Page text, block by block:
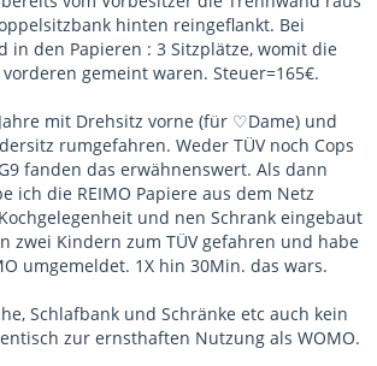
hinten reingeflankt. Bei
in den Papieren : 3 Sitzplätze, womit die
gemeint waren. Steuer=165€.
mit Drehsitz vorne (für ♡Dame) und
rumgefahren. Weder TÜV noch Cops
fanden das erwähnenswert. Als dann
ich die REIMO Papiere aus dem Netz
und nen Schrank eingebaut
zwei Kindern zum TÜV gefahren und habe
umgemeldet. 1X hin 30Min. das wars.
Schlafbank und Schränke etc auch kein
zur ernsthaften Nutzung als WOMO.